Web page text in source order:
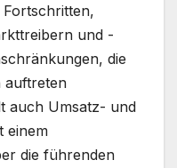
und -
die
auftreten
auch Umsatz- und
einem
die führenden